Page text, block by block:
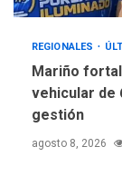
REGIONALES
Mariño
vehicular de
gestión
agosto 8, 2026